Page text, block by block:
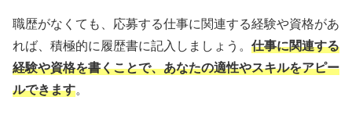
職歴がなくても、応募する仕事に関連する経験や資格があ
れば、積極的に履歴書に記入しましょう。 仕事に関連する
経験や資格を書くことで、あなたの適性やスキルをアピー
ルできます。